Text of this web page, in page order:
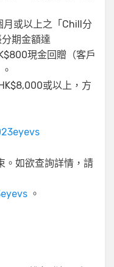
或以上之「Chill分
期金額達
現金回贈（客戶
或以上，方
。如欲查詢詳情，請
。